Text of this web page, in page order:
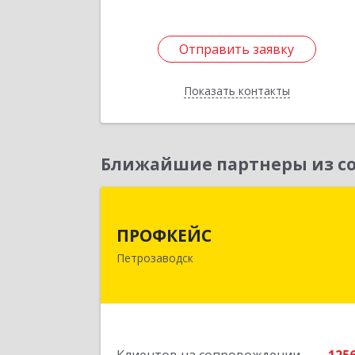
Отправить заявку
Показать контакты
Отправить заявку
Назад
Ближайшие партнеры из
ПРОФКЕЙС
Петрозаводск